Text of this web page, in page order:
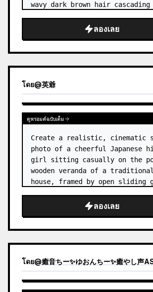
wavy dark brown hair
ลองเลย
โดย@英爺
ดูพรอมต์ฉบับเต็ม
Create a realistic, cinematic
photo of a cheerful Japanese
girl sitting casually on the
wooden veranda of a traditional
house, framed by open sliding
style school uniform top w…
ลองเลย
โดย@癒音ちー✨ゆおんちー✨癒やし声